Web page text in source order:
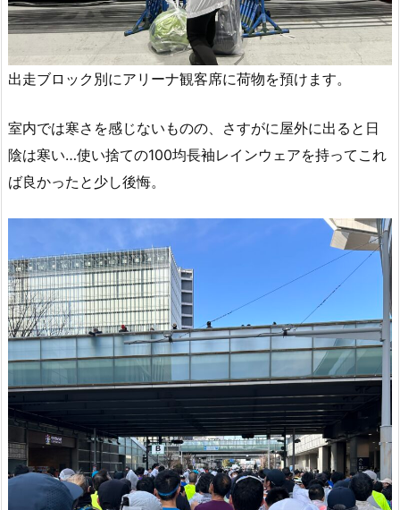
出走ブロック別にアリーナ観客席に荷物を預けます。
室内では寒さを感じないものの、さすがに屋外に出ると日
陰は寒い…使い捨ての100均長袖レインウェアを持ってこれ
ば良かったと少し後悔。